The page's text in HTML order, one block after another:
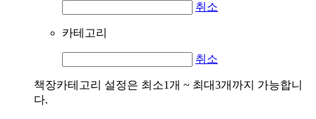
취소
카테고리
취소
책장카테고리 설정은 최소1개 ~ 최대3개까지 가능합니
다.